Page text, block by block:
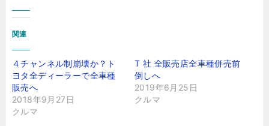
関連
４チャンネル制崩壊か？ト
ヨタ全ディーラーで全車種
販売へ
2018年9月27日
クルマ
T 社 全販売店全車種併売前
倒しへ
2019年6月25日
クルマ